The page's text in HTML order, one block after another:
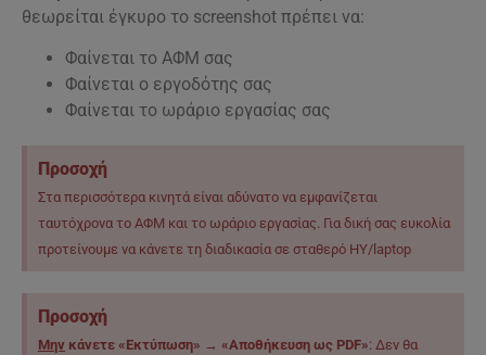
θεωρείται έγκυρο το screenshot πρέπει να:
Φαίνεται το ΑΦΜ σας
Φαίνεται ο εργοδότης σας
Φαίνεται το ωράριο εργασίας σας
Προσοχή
Στα περισσότερα κινητά είναι αδύνατο να εμφανίζεται
ταυτόχρονα το ΑΦΜ και το ωράριο εργασίας. Για δική σας ευκολία
προτείνουμε να κάνετε τη διαδικασία σε σταθερό ΗΥ/laptop
Προσοχή
Μην κάνετε «Εκτύπωση» → «Αποθήκευση ως PDF»: Δεν θα